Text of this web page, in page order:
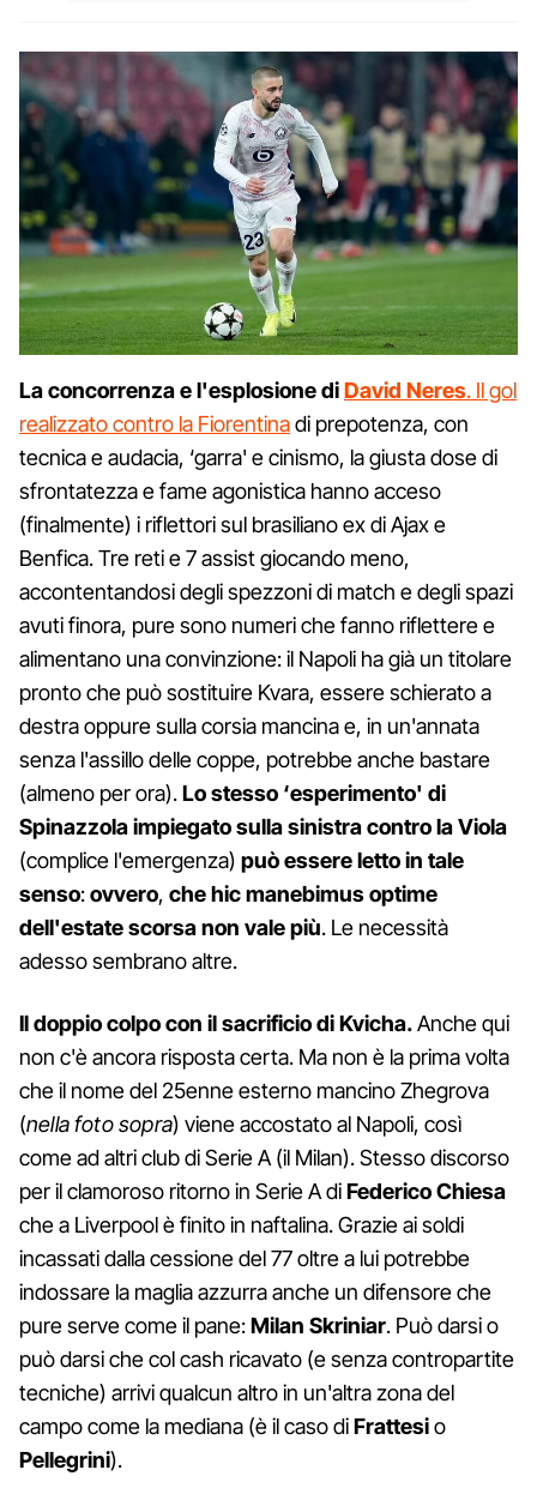
La concorrenza e l'esplosione diDavid Neres. Il gol
realizzato contro la Fiorentinadi prepotenza, con
tecnica e audacia, ‘garra' e cinismo, la giusta dose di
sfrontatezza e fame agonistica hanno acceso
(finalmente) i riflettori sul brasiliano ex di Ajax e
Benfica. Tre reti e 7 assist giocando meno,
accontentandosi degli spezzoni di match e degli spazi
avuti finora, pure sono numeri che fanno riflettere e
alimentano una convinzione: il Napoli ha già un titolare
pronto che può sostituire Kvara, essere schierato a
destra oppure sulla corsia mancina e, in un'annata
senza l'assillo delle coppe, potrebbe anche bastare
(almeno per ora).Lo stesso ‘esperimento' di
Spinazzola impiegato sulla sinistra contro la Viola
(complice l'emergenza) può essere letto in tale
senso:ovvero, che hic manebimus optime
dell'estate scorsa non vale più. Le necessità
adesso sembrano altre.
Il doppio colpo con il sacrificio di Kvicha.Anche qui
non c'è ancora risposta certa. Ma non è la prima volta
che il nome del 25enne esterno mancino Zhegrova
(nella foto sopra) viene accostato al Napoli, così
come ad altri club di Serie A (il Milan). Stesso discorso
per il clamoroso ritorno in Serie A diFederico Chiesa
che a Liverpool è finito in naftalina. Grazie ai soldi
incassati dalla cessione del 77 oltre a lui potrebbe
indossare la maglia azzurra anche un difensore che
pure serve come il pane:Milan Skriniar. Può darsi o
può darsi che col cash ricavato (e senza contropartite
tecniche) arrivi qualcun altro in un'altra zona del
campo come la mediana (è il caso diFrattesio
Pellegrini).